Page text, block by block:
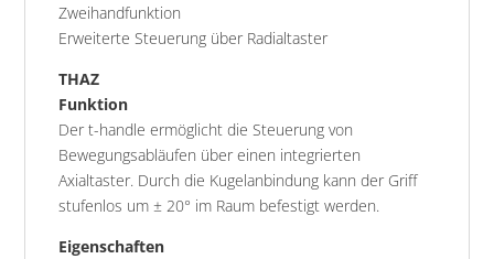
Zweihandfunktion
Erweiterte Steuerung über Radialtaster
THAZ
Funktion
Der t-handle ermöglicht die Steuerung von
Bewegungsabläufen über einen integrierten
Axialtaster. Durch die Kugelanbindung kann der Griff
stufenlos um ± 20° im Raum befestigt werden.
Eigenschaften